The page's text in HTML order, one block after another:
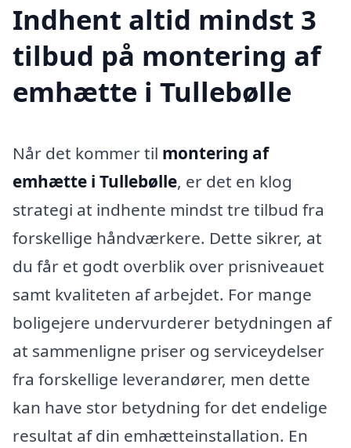
Indhent altid mindst 3
tilbud på montering af
emhætte i Tullebølle
Når det kommer til montering af
emhætte i Tullebølle, er det en klog
strategi at indhente mindst tre tilbud fra
forskellige håndværkere. Dette sikrer, at
du får et godt overblik over prisniveauet
samt kvaliteten af arbejdet. For mange
boligejere undervurderer betydningen af
at sammenligne priser og serviceydelser
fra forskellige leverandører, men dette
kan have stor betydning for det endelige
resultat af din emhætteinstallation. En